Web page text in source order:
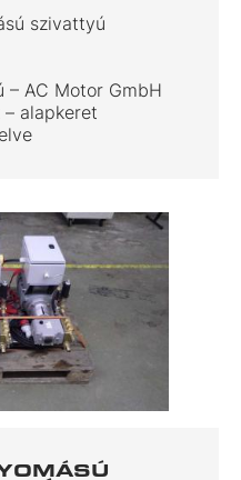
szivattyú
– AC Motor GmbH
alapkeret